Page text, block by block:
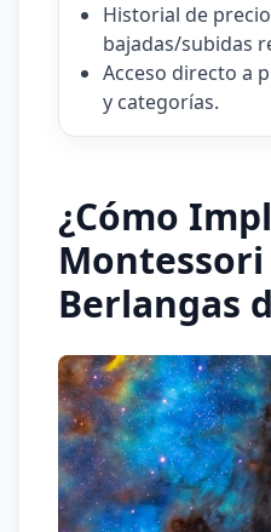
Historial de
bajadas/subidas
Acceso directo a
y categorías.
¿Cómo
Montessori
Berlangas